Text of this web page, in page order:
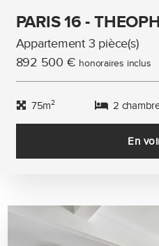
PARIS 16 -
Appartement 3 pièce(s)
892 500 € honoraires inclus
75m² 2
En